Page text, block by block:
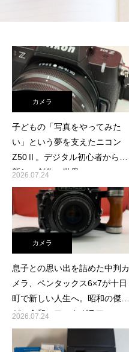
カメラ
子どもの「写真をやってみた
い」という夢を支えたニコン
Z50Ⅱ。デジタル初心者から、
新しい創作の世界へ
2026.07.24
カメラ
息子との思い出を詰めた中判カ
メラ、ペンタックス6×7が十日
町で新しい人生へ。昭和の傑作
が、令和のフォトグラファーの
相棒になる瞬間
2026.07.24